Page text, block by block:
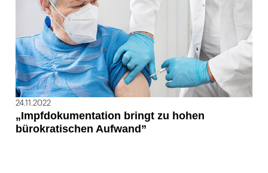
24.11.2022
„Impfdokumentation bringt zu hohen
bürokratischen Aufwand”